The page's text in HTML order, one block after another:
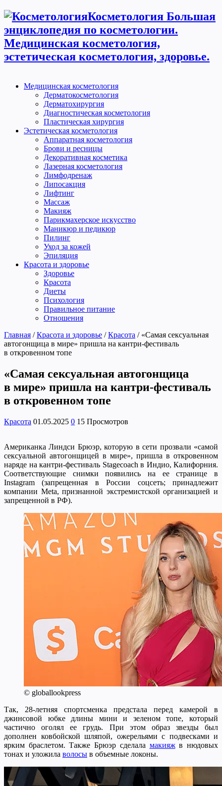
Косметология Большая
энциклопедия по косметологии.
Медицинская косметология,
эстетическая косметология, здоровье.
Медицинская косметология
Дерматокосметология
Дерматохирургия
Диагностическая косметология
Пластическая хирургия
Эстетическая косметология
Аппаратная косметология
Брови и ресницы
Декоративная косметика
Лазерная косметология
Лимфодренаж
Липосакция
Лифтинг
Массаж
Макияж
Парикмахерское искусство
Маникюр и педикюр
Пилинг
Уход за кожей
Эпиляция
Красота и здоровье
Здоровье
Красота
Диеты
Психология
Правильное питание
Отношения
Главная / Красота и здоровье / Красота / «Самая сексуальная
автогонщица в мире» пришла на кантри-фестиваль
в откровенном топе
«Самая сексуальная автогонщица
в мире» пришла на кантри-фестиваль
в откровенном топе
Красота 01.05.2025 0 15 Просмотров
Американка Линдси Брюэр, которую в сети прозвали «самой
сексуальной автогонщицей в мире», пришла в откровенном
наряде на кантри-фестиваль Stagecoach в Индио, Калифорния.
Соответствующие снимки появились на ее странице в
Instagram (запрещенная в России соцсеть; принадлежит
компании Meta, признанной экстремистской организацией и
запрещенной в РФ).
© globallookpress
Так, 28-летняя спортсменка предстала перед камерой в
джинсовой юбке длины мини и зеленом топе, который
частично оголял ее грудь. При этом образ звезды был
дополнен ковбойской шляпой, ожерельями с подвесками и
ярким браслетом. Также Брюэр сделала макияжв нюдовых
тонах и уложила волосы в объемные локоны.